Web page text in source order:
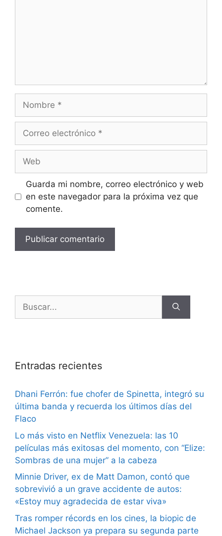
Guarda mi nombre, correo electrónico y web
en este navegador para la próxima vez que
comente.
Entradas recientes
Dhani Ferrón: fue chofer de Spinetta, integró su
última banda y recuerda los últimos días del
Flaco
Lo más visto en Netflix Venezuela: las 10
películas más exitosas del momento, con “Elize:
Sombras de una mujer” a la cabeza
Minnie Driver, ex de Matt Damon, contó que
sobrevivió a un grave accidente de autos:
«Estoy muy agradecida de estar viva»
Tras romper récords en los cines, la biopic de
Michael Jackson ya prepara su segunda parte